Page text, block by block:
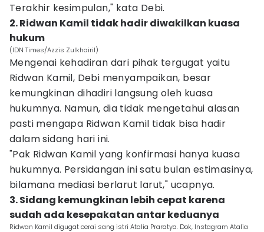
Terakhir kesimpulan," kata Debi.
2. Ridwan Kamil tidak hadir diwakilkan kuasa
hukum
(IDN Times/Azzis Zulkhairil)
Mengenai kehadiran dari pihak tergugat yaitu
Ridwan Kamil, Debi menyampaikan, besar
kemungkinan dihadiri langsung oleh kuasa
hukumnya. Namun, dia tidak mengetahui alasan
pasti mengapa Ridwan Kamil tidak bisa hadir
dalam sidang hari ini.
"Pak Ridwan Kamil yang konfirmasi hanya kuasa
hukumnya. Persidangan ini satu bulan estimasinya,
bilamana mediasi berlarut larut," ucapnya.
3. Sidang kemungkinan lebih cepat karena
sudah ada kesepakatan antar keduanya
Ridwan Kamil digugat cerai sang istri Atalia Praratya. Dok, Instagram Atalia